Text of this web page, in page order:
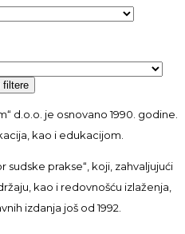
d.o.o. je osnovano 1990. godine.
kao i edukacijom.
sudske prakse“, koji, zahvaljujući
kao i redovnošću izlaženja,
izdanja još od 1992.